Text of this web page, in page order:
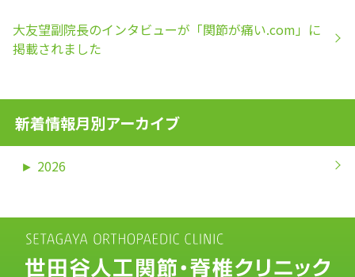
大友望副院長のインタビューが「関節が痛い.com」に
掲載されました
新着情報月別アーカイブ
► 2026